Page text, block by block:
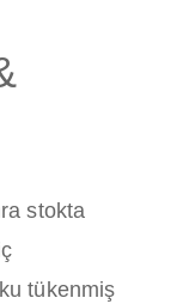
stokta
tükenmiş